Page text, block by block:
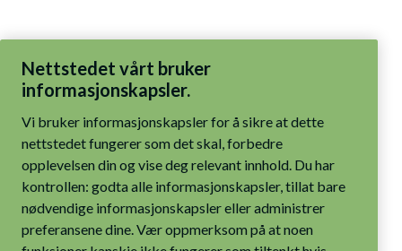
Nettstedet vårt bruker
informasjonskapsler.
nettstedet fungerer som det skal, forbedre
opplevelsen din og vise deg relevant innhold. Du har
kontrollen: godta alle informasjonskapsler, tillat bare
nødvendige informasjonskapsler eller administrer
preferansene dine. Vær oppmerksom på at noen
funksjoner kanskje ikke fungerer som tiltenkt hvis